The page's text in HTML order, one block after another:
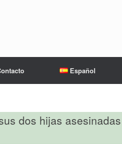
Español
dos hijas asesinadas